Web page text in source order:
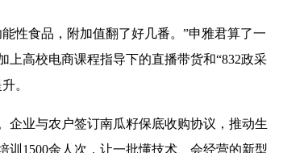
性食品，附加值翻了好几番。”申雅君算了一
高校电商课程指导下的直播带货和“832政采
。
企业与农户签订南瓜籽保底收购协议，推动生
训1500余人次，让一批懂技术、会经营的新型
吴普特赴山东访企拓岗 深化校地企合作